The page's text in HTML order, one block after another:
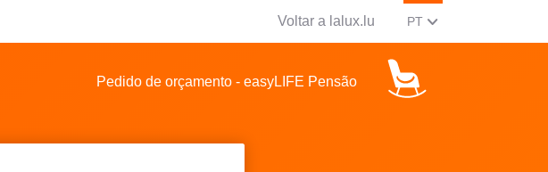
Voltar a lalux.lu MUDAR O IDIOMA
PT(PORTUGUÊS)
Pedido de orçamento - easyLIFE Pensão